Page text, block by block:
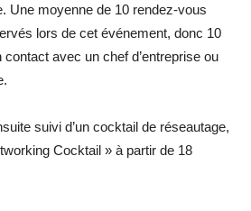
Une moyenne de 10 rendez-vous
lors de cet événement, donc 10
avec un chef d’entreprise ou
suivi d’un cocktail de réseautage,
Cocktail » à partir de 18